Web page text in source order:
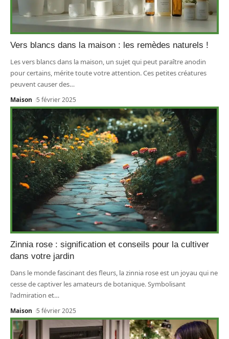
Vers blancs dans la maison : les remèdes naturels !
Les vers blancs dans la maison, un sujet qui peut paraître anodin
pour certains, mérite toute votre attention. Ces petites créatures
peuvent causer des…
Maison 5 février 2025
Zinnia rose : signification et conseils pour la cultiver
dans votre jardin
Dans le monde fascinant des fleurs, la zinnia rose est un joyau qui ne
cesse de captiver les amateurs de botanique. Symbolisant
l'admiration et…
Maison 5 février 2025